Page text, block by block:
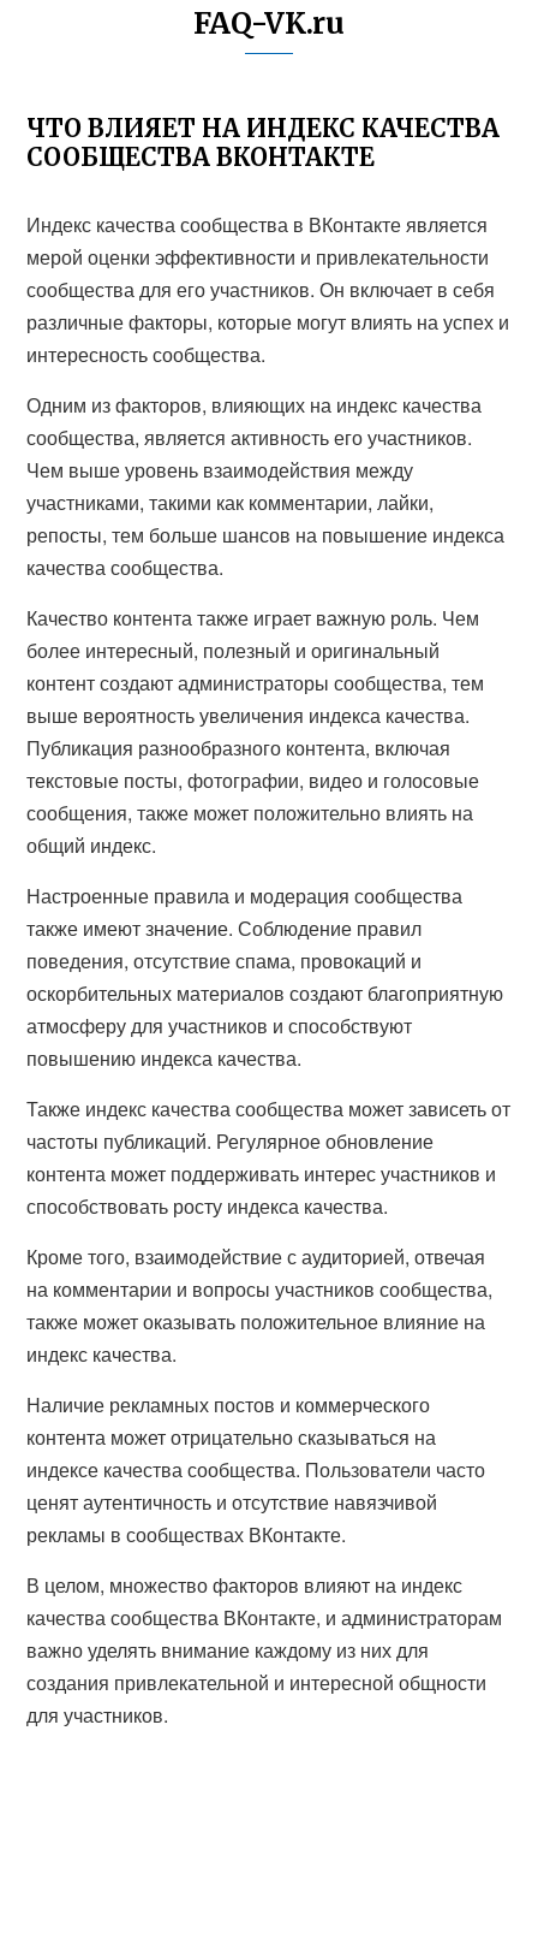
FAQ-VK.ru
ЧТО ВЛИЯЕТ НА ИНДЕКС КАЧЕСТВА
СООБЩЕСТВА ВКОНТАКТЕ
Индекс качества сообщества в ВКонтакте является
мерой оценки эффективности и привлекательности
сообщества для его участников. Он включает в себя
различные факторы, которые могут влиять на успех и
интересность сообщества.
Одним из факторов, влияющих на индекс качества
сообщества, является активность его участников.
Чем выше уровень взаимодействия между
участниками, такими как комментарии, лайки,
репосты, тем больше шансов на повышение индекса
качества сообщества.
Качество контента также играет важную роль. Чем
более интересный, полезный и оригинальный
контент создают администраторы сообщества, тем
выше вероятность увеличения индекса качества.
Публикация разнообразного контента, включая
текстовые посты, фотографии, видео и голосовые
сообщения, также может положительно влиять на
общий индекс.
Настроенные правила и модерация сообщества
также имеют значение. Соблюдение правил
поведения, отсутствие спама, провокаций и
оскорбительных материалов создают благоприятную
атмосферу для участников и способствуют
повышению индекса качества.
Также индекс качества сообщества может зависеть от
частоты публикаций. Регулярное обновление
контента может поддерживать интерес участников и
способствовать росту индекса качества.
Кроме того, взаимодействие с аудиторией, отвечая
на комментарии и вопросы участников сообщества,
также может оказывать положительное влияние на
индекс качества.
Наличие рекламных постов и коммерческого
контента может отрицательно сказываться на
индексе качества сообщества. Пользователи часто
ценят аутентичность и отсутствие навязчивой
рекламы в сообществах ВКонтакте.
В целом, множество факторов влияют на индекс
качества сообщества ВКонтакте, и администраторам
важно уделять внимание каждому из них для
создания привлекательной и интересной общности
для участников.